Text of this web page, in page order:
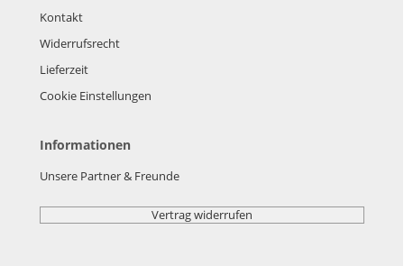
Kontakt
Widerrufsrecht
Lieferzeit
Cookie Einstellungen
Informationen
Unsere Partner & Freunde
Vertrag widerrufen